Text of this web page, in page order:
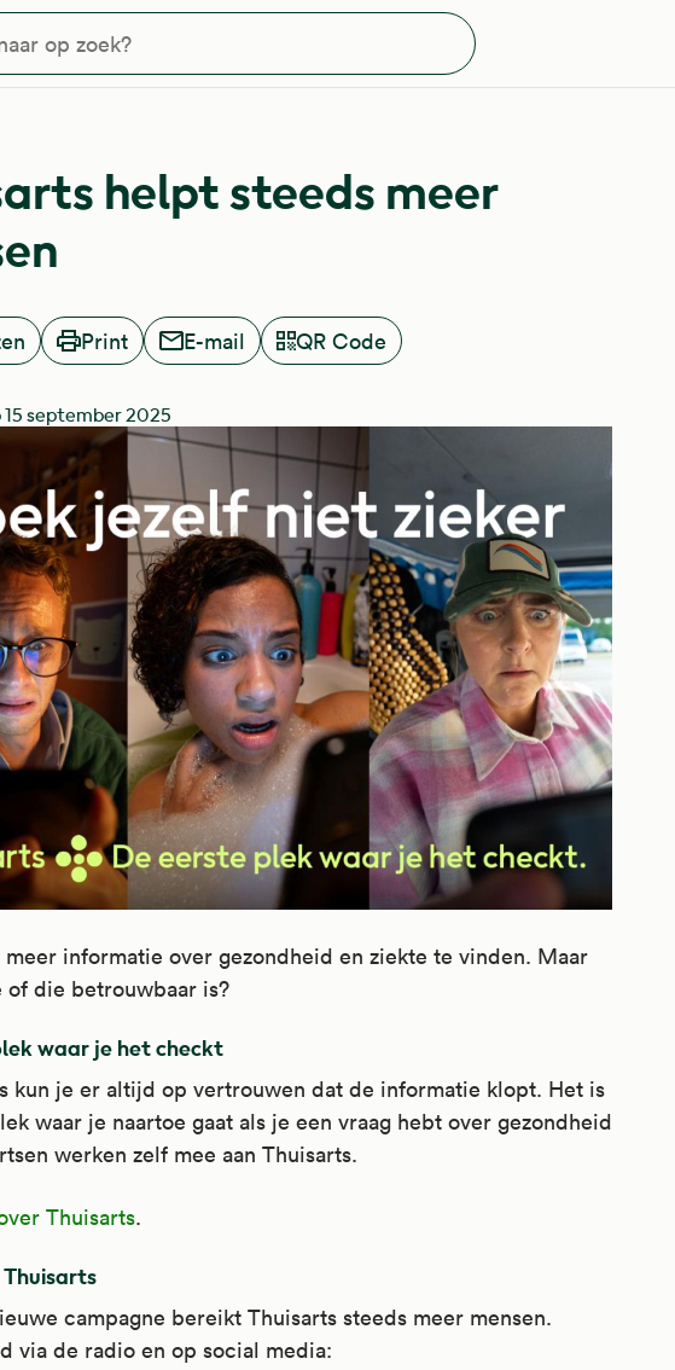
helpt steeds meer
Print E-mail QR Code
september 2025
meer informatie over gezondheid en ziekte te vinden. Maar
of die betrouwbaar is?
waar je het checkt
kun je er altijd op vertrouwen dat de informatie klopt. Het is
waar je naartoe gaat als je een vraag hebt over gezondheid
werken zelf mee aan Thuisarts.
Thuisarts.
campagne bereikt Thuisarts steeds meer mensen.
via de radio en op social media: